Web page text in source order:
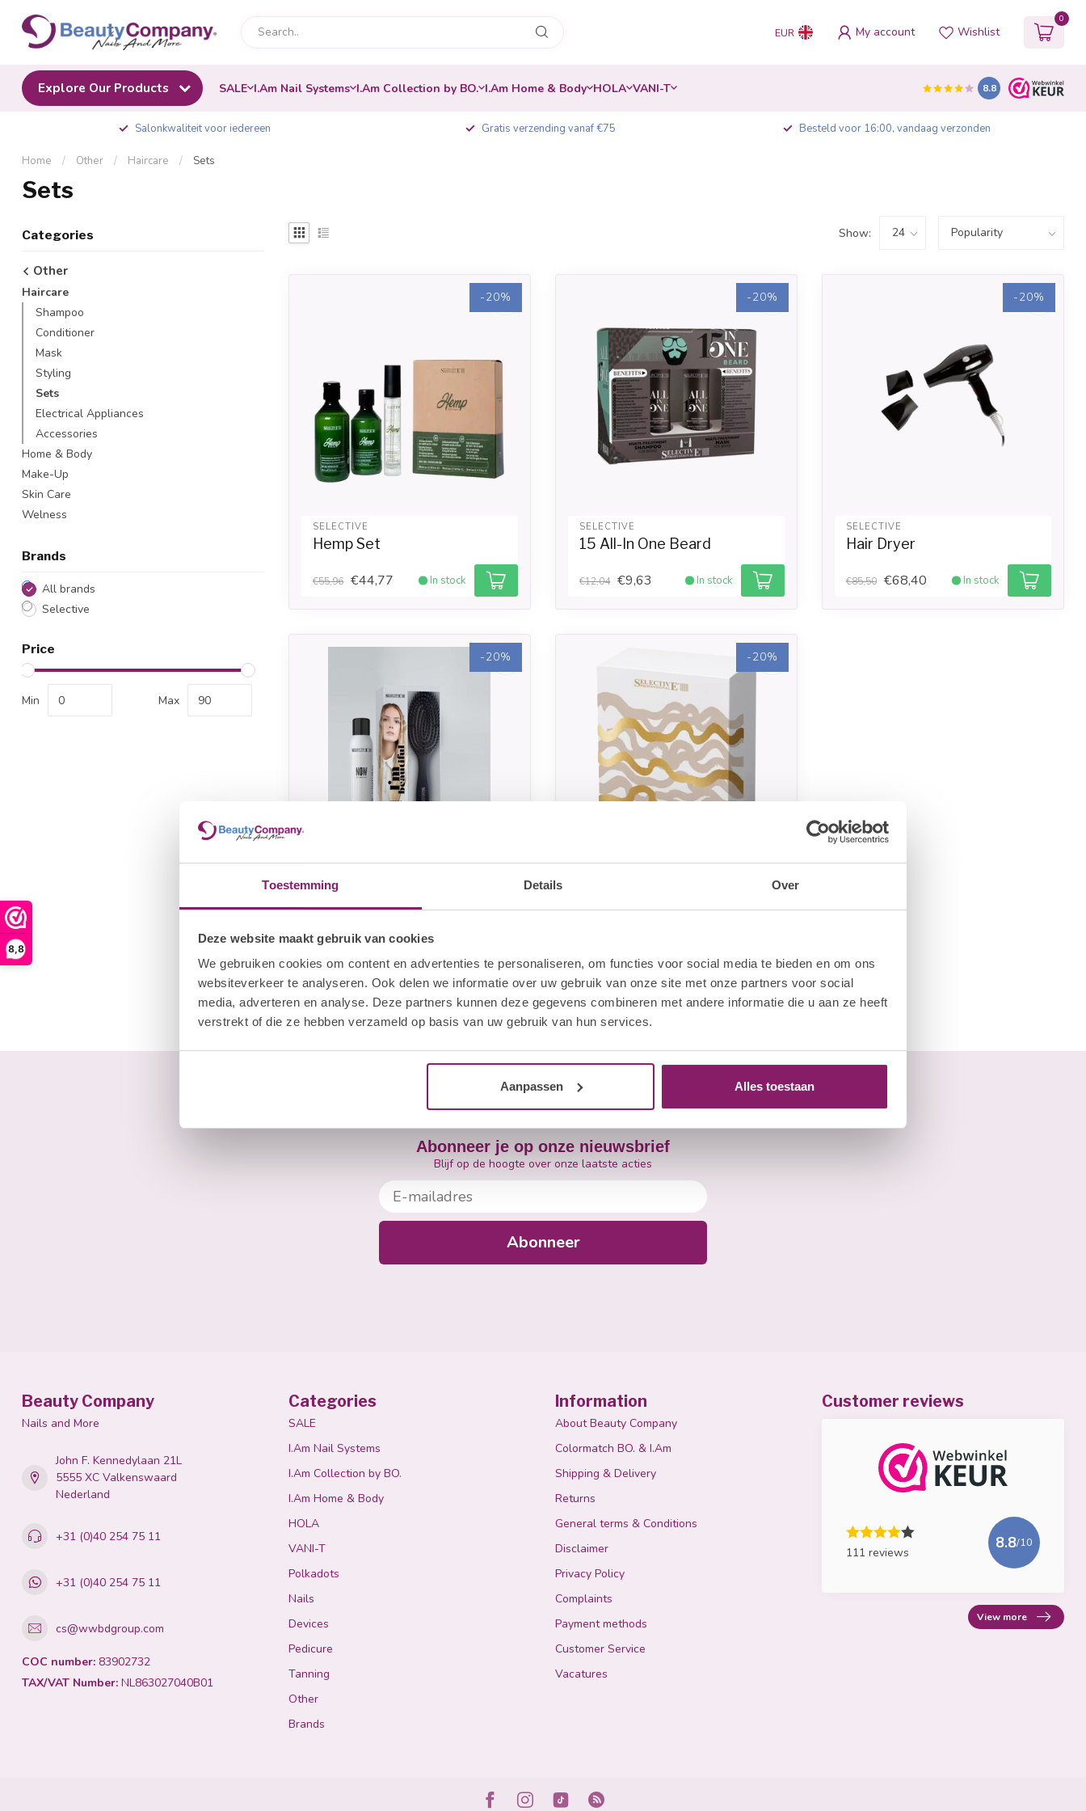
Toestemming Details Over
Deze website maakt gebruik van cookies
We gebruiken cookies om content en advertenties te personaliseren, om functies voor social media te bieden en om ons
websiteverkeer te analyseren. Ook delen we informatie over uw gebruik van onze site met onze partners voor social
media, adverteren en analyse. Deze partners kunnen deze gegevens combineren met andere informatie die u aan ze heeft
verstrekt of die ze hebben verzameld op basis van uw gebruik van hun services.
Aanpassen Alles toestaan
8,8
EUR My account Wishlist
0
Explore Our Products SALE I.Am Nail Systems I.Am Collection by BO. I.Am Home & Body HOLA VANI-T 8.8
Salonkwaliteit voor iedereen Gratis verzending vanaf €75 Besteld voor 16:00, vandaag verzonden
Home / Other / Haircare / Sets
Sets
Categories
Other
Haircare
Shampoo
Conditioner
Mask
Styling
Sets
Electrical Appliances
Accessories
Home & Body
Make-Up
Skin Care
Welness
Brands
All brands
Selective
Price
Min Max
Show:
-20%
SELECTIVE
Hemp Set
€55,96 €44,77 In stock
-20%
SELECTIVE
15 All-In One Beard
€12,04 €9,63 In stock
-20%
SELECTIVE
Hair Dryer
€85,50 €68,40 In stock
-20%
SELECTIVE
Set Up Instant Volumizing
€8,96 In stock
-20%
€23,96 In stock
Abonneer je op onze nieuwsbrief
Blijf op de hoogte over onze laatste acties
E-mailadres
Abonneer
Beauty Company
Nails and More
John F. Kennedylaan 21L
5555 XC Valkenswaard
Nederland
+31 (0)40 254 75 11
+31 (0)40 254 75 11
cs@wwbdgroup.com
COC number: 83902732
TAX/VAT Number: NL863027040B01
Categories
SALE
I.Am Nail Systems
I.Am Collection by BO.
I.Am Home & Body
HOLA
VANI-T
Polkadots
Nails
Devices
Pedicure
Tanning
Other
Brands
Information
About Beauty Company
Colormatch BO. & I.Am
Shipping & Delivery
Returns
General terms & Conditions
Disclaimer
Privacy Policy
Complaints
Payment methods
Customer Service
Vacatures
Customer reviews
111 reviews
8.8/10
View more